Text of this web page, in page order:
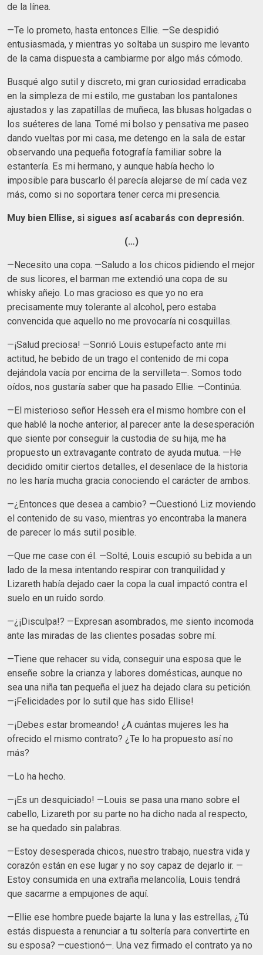
de la línea.
—Te lo prometo, hasta entonces Ellie. —Se despidió
entusiasmada, y mientras yo soltaba un suspiro me levanto
de la cama dispuesta a cambiarme por algo más cómodo.
Busqué algo sutil y discreto, mi gran curiosidad erradicaba
en la simpleza de mi estilo, me gustaban los pantalones
ajustados y las zapatillas de muñeca, las blusas holgadas o
los suéteres de lana. Tomé mi bolso y pensativa me paseo
dando vueltas por mi casa, me detengo en la sala de estar
observando una pequeña fotografía familiar sobre la
estantería. Es mi hermano, y aunque había hecho lo
imposible para buscarlo él parecía alejarse de mí cada vez
más, como si no soportara tener cerca mi presencia.
Muy bien Ellise, si sigues así acabarás con depresión.
(…)
—Necesito una copa. —Saludo a los chicos pidiendo el mejor
de sus licores, el barman me extendió una copa de su
whisky añejo. Lo mas gracioso es que yo no era
precisamente muy tolerante al alcohol, pero estaba
convencida que aquello no me provocaría ni cosquillas.
—¡Salud preciosa! —Sonrió Louis estupefacto ante mi
actitud, he bebido de un trago el contenido de mi copa
dejándola vacía por encima de la servilleta—. Somos todo
oídos, nos gustaría saber que ha pasado Ellie. —Continúa.
—El misterioso señor Hesseh era el mismo hombre con el
que hablé la noche anterior, al parecer ante la desesperación
que siente por conseguir la custodia de su hija, me ha
propuesto un extravagante contrato de ayuda mutua. —He
decidido omitir ciertos detalles, el desenlace de la historia
no les haría mucha gracia conociendo el carácter de ambos.
—¿Entonces que desea a cambio? —Cuestionó Liz moviendo
el contenido de su vaso, mientras yo encontraba la manera
de parecer lo más sutil posible.
—Que me case con él. —Solté, Louis escupió su bebida a un
lado de la mesa intentando respirar con tranquilidad y
Lizareth había dejado caer la copa la cual impactó contra el
suelo en un ruido sordo.
—¿¡Disculpa!? —Expresan asombrados, me siento incomoda
ante las miradas de las clientes posadas sobre mí.
—Tiene que rehacer su vida, conseguir una esposa que le
enseñe sobre la crianza y labores domésticas, aunque no
sea una niña tan pequeña el juez ha dejado clara su petición.
—¡Felicidades por lo sutil que has sido Ellise!
—¡Debes estar bromeando! ¿A cuántas mujeres les ha
ofrecido el mismo contrato? ¿Te lo ha propuesto así no
más?
—Lo ha hecho.
—¡Es un desquiciado! —Louis se pasa una mano sobre el
cabello, Lizareth por su parte no ha dicho nada al respecto,
se ha quedado sin palabras.
—Estoy desesperada chicos, nuestro trabajo, nuestra vida y
corazón están en ese lugar y no soy capaz de dejarlo ir. —
Estoy consumida en una extraña melancolía, Louis tendrá
que sacarme a empujones de aquí.
—Ellie ese hombre puede bajarte la luna y las estrellas, ¿Tú
estás dispuesta a renunciar a tu soltería para convertirte en
su esposa? —cuestionó—. Una vez firmado el contrato ya no